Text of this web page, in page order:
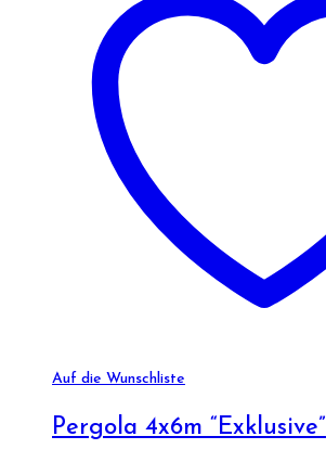
Auf die Wunschliste
Pergola 4x6m “Exklusive”